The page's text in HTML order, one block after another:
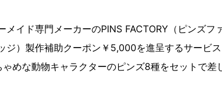
メイド専門メーカーのPINS FACTORY（ピンズフ
ジ）製作補助クーポン￥5,000を進呈するサービス
めな動物キャラクターのピンズ8種をセットで差